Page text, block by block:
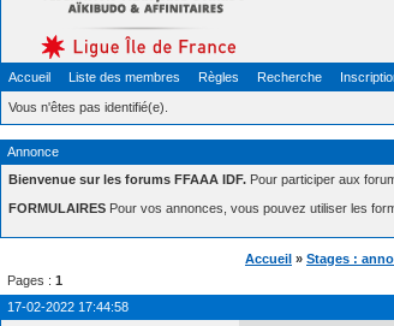
Accueil Liste des membres Règles Recherche
Vous n'êtes pas identifié(e).
Annonce
Bienvenue sur les forums FFAAA IDF. Pour participer aux
FORMULAIRES Pour vos annonces, vous pouvez utiliser les
Accueil » Stages :
Pages : 1
17-02-2022 17:44:58